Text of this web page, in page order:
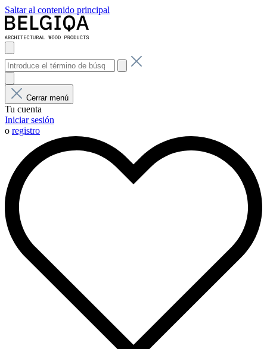
Saltar al contenido principal
Cerrar menú
Tu cuenta
Iniciar sesión
o registro